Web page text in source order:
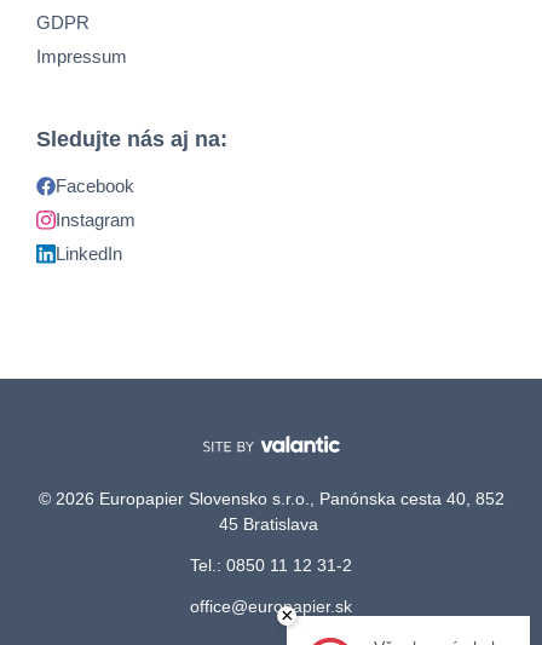
GDPR
Impressum
Sledujte nás aj na:
Facebook
Instagram
LinkedIn
© 2026 Europapier Slovensko s.r.o., Panónska cesta 40, 852
45 Bratislava
Tel.: 0850 11 12 31-2
office@europapier.sk
×